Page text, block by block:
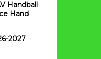
Handball
Hand
2027